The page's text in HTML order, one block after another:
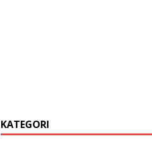
KATEGORI